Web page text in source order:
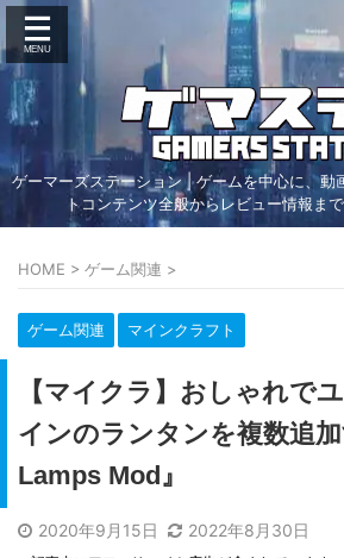
ゲーマーズステーション | ゲームを中心に、動
トコンテンツ全般からレビュー情報ま
HOME > ゲーム関連 >
ゲーム関連 マインクラフト
【マイクラ】おしゃれで
インのランタンを複数追
Lamps Mod』
2020年9月15日 2022年8月30日